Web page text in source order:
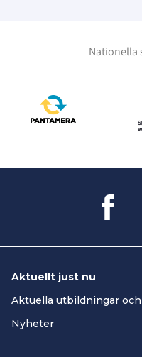
Nationella
Aktuellt just nu
Aktuella utbildningar
Nyheter